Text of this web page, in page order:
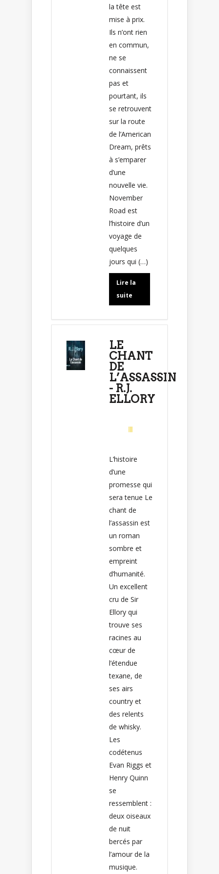
la tête est
mise à prix. ⁣ ⁣
Ils n’ont rien
en commun,
ne se
connaissent
pas et
pourtant, ils
se retrouvent
sur la route
de l’American
Dream, prêts
à s’emparer
d’une
nouvelle vie. ⁣ ⁣
November
Road est
l’histoire d’un
voyage de
quelques
jours qui (…)
Lire la
suite
LE
CHANT
DE
L’ASSASSIN
- R.J.
ELLORY
L’histoire
d’une
promesse qui
sera tenue Le
chant de
l’assassin est
un roman
sombre et
empreint
d’humanité.
Un excellent
cru de Sir
Ellory qui
trouve ses
racines au
cœur de
l’étendue
texane, de
ses airs
country et
des relents
de whisky.
Les
codétenus
Evan Riggs et
Henry Quinn
se
ressemblent :
deux oiseaux
de nuit
bercés par
l’amour de la
musique.